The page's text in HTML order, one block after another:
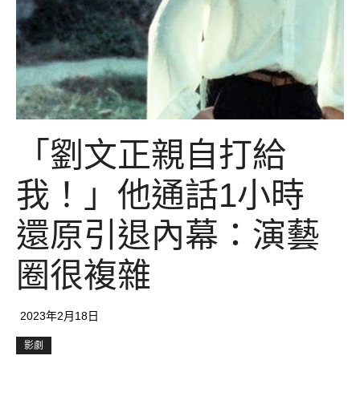
「劉文正親自打給
我！」他通話1小時
還原引退內幕：演藝
圈很複雜
2023年2月18日
影劇